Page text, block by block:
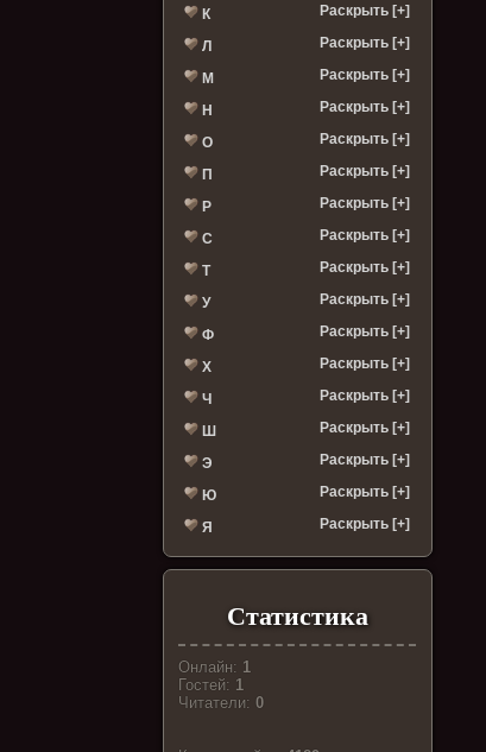
К Раскрыть [+]
Л Раскрыть [+]
М Раскрыть [+]
Н Раскрыть [+]
О Раскрыть [+]
П Раскрыть [+]
Р Раскрыть [+]
С Раскрыть [+]
Т Раскрыть [+]
У Раскрыть [+]
Ф Раскрыть [+]
Х Раскрыть [+]
Ч Раскрыть [+]
Ш Раскрыть [+]
Э Раскрыть [+]
Ю Раскрыть [+]
Я Раскрыть [+]
Статистика
Онлайн: 1
Гостей: 1
Читатели: 0